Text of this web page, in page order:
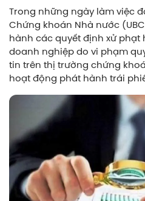
Trong những ngày làm việc
Chứng khoán Nhà nước
hành các quyết định xử
doanh nghiệp do vi phạm
tin trên thị trường chứng
hoạt động phát hành trái